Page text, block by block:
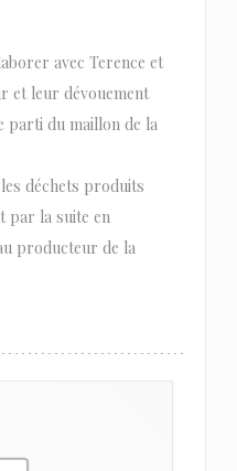
avec Terence et
et leur dévouement
parti du maillon de la
déchets produits
par la suite en
producteur de la